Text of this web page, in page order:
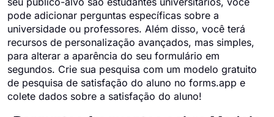
pode adicionar perguntas específicas sobre a
universidade ou professores. Além disso, você terá
recursos de personalização avançados, mas simples,
para alterar a aparência do seu formulário em
segundos. Crie sua pesquisa com um modelo gratuito
de pesquisa de satisfação do aluno no forms.app e
colete dados sobre a satisfação do aluno!